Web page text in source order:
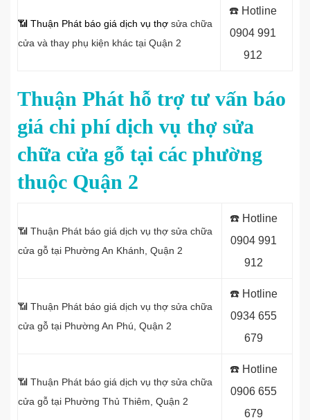
📶 Thuận Phát báo giá dịch vụ thợ sửa chữa
cửa và thay phụ kiện khác tại Quận 2
☎️ Hotline
0904 991
912
Thuận Phát hỗ trợ tư vấn báo
giá chi phí dịch vụ thợ sửa
chữa cửa gỗ tại các phường
thuộc Quận 2
📶 Thuận Phát báo giá dịch vụ thợ sửa chữa
cửa gỗ tại Phường An Khánh, Quận 2
☎️ Hotline
0904 991
912
📶 Thuận Phát báo giá dịch vụ thợ sửa chữa
cửa gỗ tại Phường An Phú, Quận 2
☎️ Hotline
0934 655
679
📶 Thuận Phát báo giá dịch vụ thợ sửa chữa
cửa gỗ tại Phường Thủ Thiêm, Quận 2
☎️ Hotline
0906 655
679